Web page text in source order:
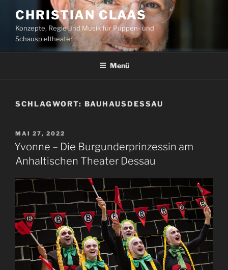
Inhalt
springen
CHRISTIAN CLAAS
Konzepte, Regie und Musik für Puppen- und
Schauspieltheater
Menü
SCHLAGWORT: BAUHAUSDESSAU
VERÖFFENTLICHT
AM
MAI 27, 2022
Yvonne – Die Burgunderprinzessin am
Anhaltischen Theater Dessau